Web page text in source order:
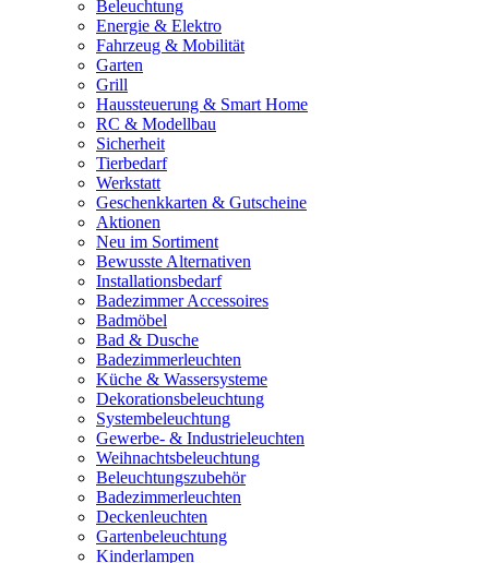
Beleuchtung
Energie & Elektro
Fahrzeug & Mobilität
Garten
Grill
Haussteuerung & Smart Home
RC & Modellbau
Sicherheit
Tierbedarf
Werkstatt
Geschenkkarten & Gutscheine
Aktionen
Neu im Sortiment
Bewusste Alternativen
Installationsbedarf
Badezimmer Accessoires
Badmöbel
Bad & Dusche
Badezimmerleuchten
Küche & Wassersysteme
Dekorationsbeleuchtung
Systembeleuchtung
Gewerbe- & Industrieleuchten
Weihnachtsbeleuchtung
Beleuchtungszubehör
Badezimmerleuchten
Deckenleuchten
Gartenbeleuchtung
Kinderlampen